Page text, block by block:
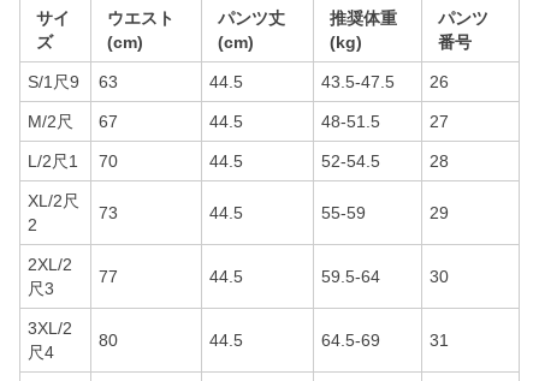
サイ
ズ
ウエスト
(cm)
パンツ丈
(cm)
推奨体重
(kg)
パンツ
番号
S/1尺9 63 44.5 43.5-47.5 26
M/2尺 67 44.5 48-51.5 27
L/2尺1 70 44.5 52-54.5 28
XL/2尺
2
73 44.5 55-59 29
2XL/2
尺3
77 44.5 59.5-64 30
3XL/2
尺4
80 44.5 64.5-69 31